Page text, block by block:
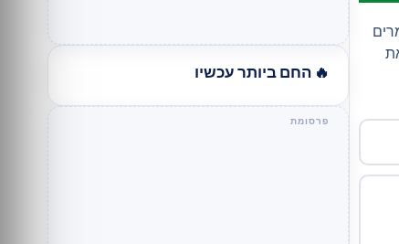
🔥 החם ביותר עכשיו